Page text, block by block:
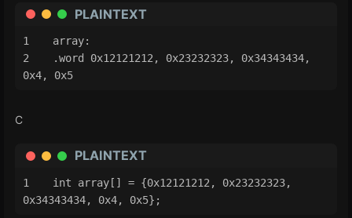
PLAINTEXT
array:
.word 0x12121212, 0x23232323, 0x34343434,
0x4, 0x5
C
PLAINTEXT
int array[] = {0x12121212, 0x23232323,
0x34343434, 0x4, 0x5};